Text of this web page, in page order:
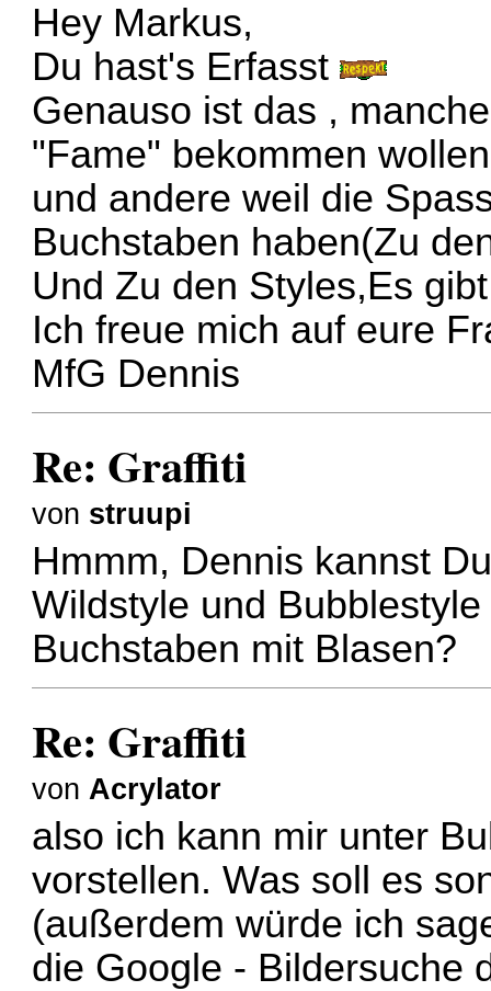
Hey Markus,
Du hast's Erfasst
Genauso ist das ,
"Fame" bekommen
und andere weil die
Buchstaben haben(Zu
Und Zu den Styles,Es
Ich freue mich auf eure
MfG Dennis
Re: Graffiti
von struupi
Hmmm, Dennis kannst
Wildstyle und
Buchstaben mit Blasen?
Re: Graffiti
vonAcrylator
also ich kann mir unter
vorstellen. Was soll es
(außerdem würde ich
die Google - Bildersuche